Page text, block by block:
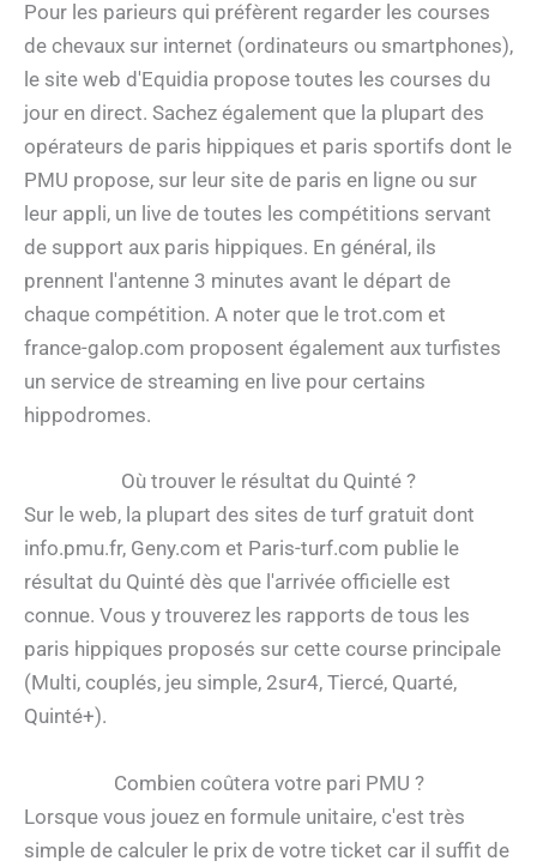
Pour les parieurs qui préfèrent regarder les courses
de chevaux sur internet (ordinateurs ou smartphones),
le site web d'Equidia propose toutes les courses du
jour en direct. Sachez également que la plupart des
opérateurs de paris hippiques et paris sportifs dont le
PMU propose, sur leur site de paris en ligne ou sur
leur appli, un live de toutes les compétitions servant
de support aux paris hippiques. En général, ils
prennent l'antenne 3 minutes avant le départ de
chaque compétition. A noter que le trot.com et
france-galop.com proposent également aux turfistes
un service de streaming en live pour certains
hippodromes.
Où trouver le résultat du Quinté ?
Sur le web, la plupart des sites de turf gratuit dont
info.pmu.fr, Geny.com et Paris-turf.com publie le
résultat du Quinté dès que l'arrivée officielle est
connue. Vous y trouverez les rapports de tous les
paris hippiques proposés sur cette course principale
(Multi, couplés, jeu simple, 2sur4, Tiercé, Quarté,
Quinté+).
Combien coûtera votre pari PMU ?
Lorsque vous jouez en formule unitaire, c'est très
simple de calculer le prix de votre ticket car il suffit de